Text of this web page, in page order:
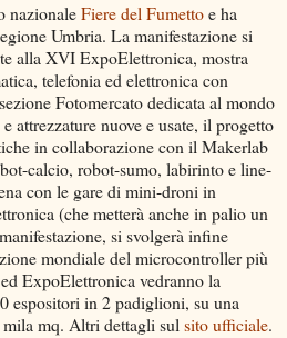
nazionaleFiere del Fumettoe ha
Umbria. La manifestazione si
alla XVI ExpoElettronica, mostra
telefonia ed elettronica con
Fotomercato dedicata al mondo
attrezzature nuove e usate, il progetto
in collaborazione con il Makerlab
calcio, robot-sumo, labirinto e line-
con le gare di mini-droni in
(che metterà anche in palio un
si svolgerà infine
mondiale del microcontroller più
ExpoElettronica vedranno la
espositori in 2 padiglioni, su una
mq. Altri dettagli sul sito ufficiale.